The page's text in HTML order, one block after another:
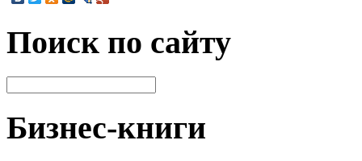
Поиск по сайту
Бизнес-книги